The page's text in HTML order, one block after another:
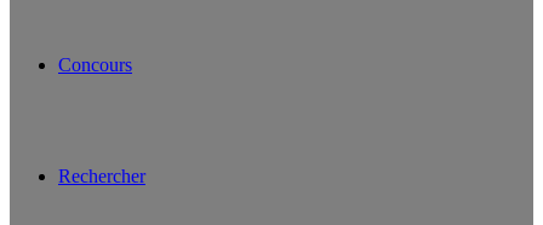
Concours
Rechercher